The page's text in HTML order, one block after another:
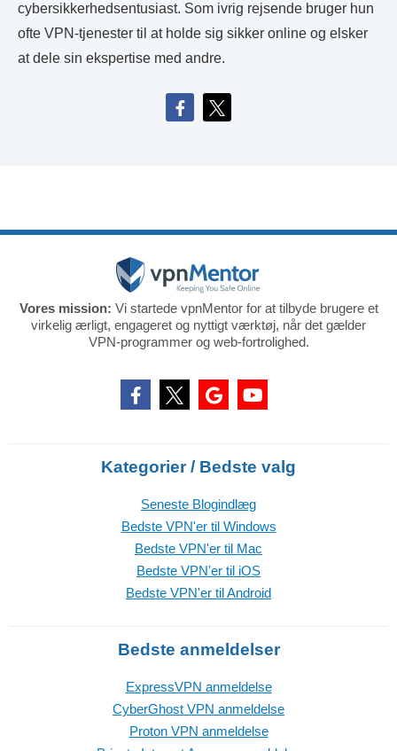
cybersikkerhedsentusiast. Som ivrig rejsende bruger hun
ofte VPN-tjenester til at holde sig sikker online og elsker
at dele sin ekspertise med andre.
Vores mission: Vi startede vpnMentor for at tilbyde brugere et
virkelig ærligt, engageret og nyttigt værktøj, når det gælder
VPN-programmer og web-fortrolighed.
Kategorier / Bedste valg
Seneste Blogindlæg
Bedste VPN'er til Windows
Bedste VPN'er til Mac
Bedste VPN'er til iOS
Bedste VPN'er til Android
Bedste anmeldelser
ExpressVPN anmeldelse
CyberGhost VPN anmeldelse
Proton VPN anmeldelse